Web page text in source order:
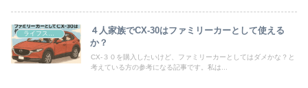
４人家族でCX-30はファミリーカーとして使える
か？
CX-３０を購入したいけど、ファミリーカーとしてはダメかな？と
考えている方の参考になる記事です。私は...